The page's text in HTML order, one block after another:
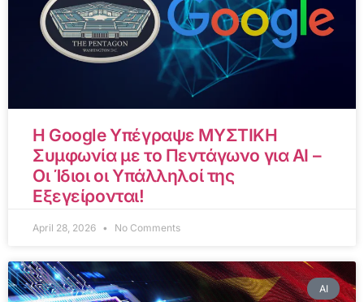
Η Google Υπέγραψε ΜΥΣΤΙΚΗ
Συμφωνία με το Πεντάγωνο για AI –
Οι Ίδιοι οι Υπάλληλοί της
Εξεγείρονται!
April 28, 2026 No Comments
AI